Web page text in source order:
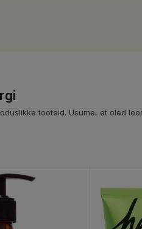
tooteid. Usume, et oled